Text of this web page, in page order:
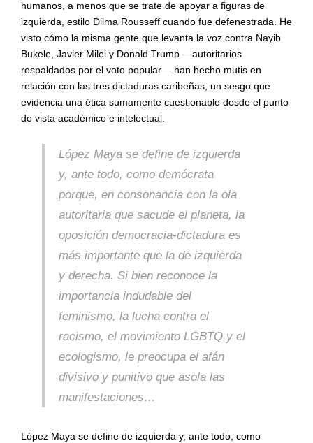
humanos, a menos que se trate de apoyar a figuras de
izquierda, estilo Dilma Rousseff cuando fue defenestrada. He
visto cómo la misma gente que levanta la voz contra Nayib
Bukele, Javier Milei y Donald Trump —autoritarios
respaldados por el voto popular— han hecho mutis en
relación con las tres dictaduras caribeñas, un sesgo que
evidencia una ética sumamente cuestionable desde el punto
de vista académico e intelectual.
López Maya se define de izquierda
y, ante todo, como demócrata
porque, en consonancia con la ola
autoritaria que sacude el planeta, la
oposición democracia-dictadura es
más importante que la de izquierda
y derecha. Si bien reconoce la
importancia indudable del
feminismo, la lucha contra el
racismo, el movimiento LGBTQ y el
ecologismo, le preocupa el afán
divisivo y punitivo que asola las
manifestaciones…
López Maya se define de izquierda y, ante todo, como